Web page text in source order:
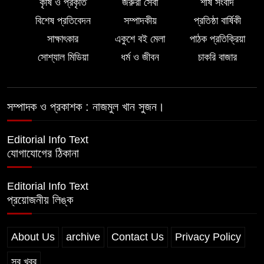
ইন্দোনেশিয়ার বিশ্ববিদ্যালয়ে ফুল ফান্ডেড
স্কলারশিপ অর্জন করলেন লালমোহনের
সন্তান ফাহিম
দক্ষিন আইচায় ‎বিভিন্ন পরিচয়ে বাড়িতে ঢুকে
প্রতারণার অভিযোগ, সতর্ক থাকার আহ্বান
বিশেষ প্রতিবেদন
সম্পাদকীয়
প্রতিষ্ঠা বার্ষিকী
সাক্ষাৎকার
একুশে বই মেলা
পাঠক প্রতিক্রিয়া
সোশ্যাল মিডিয়া
ধর্ম ও জীবন চাকরি বাজার
সম্পাদক ও প্রকাশক : নাজমুল খান সুজন।
Editorial Info Text
যোগাযোগের ঠিকানা
Editorial Info Text
প্রয়োজনীয় লিঙ্ক
About Us archive Contact Us Privacy Policy
সব খবর